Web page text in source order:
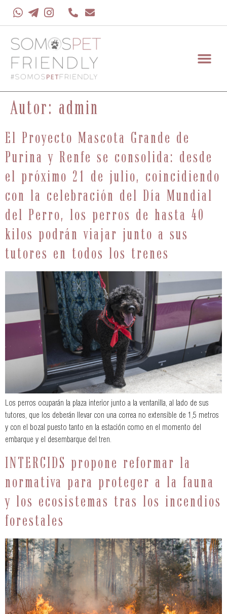
contenido
Autor: admin
El Proyecto Mascota Grande de
Purina y Renfe se consolida: desde
el próximo 21 de julio, coincidiendo
con la celebración del Día Mundial
del Perro, los perros de hasta 40
kilos podrán viajar junto a sus
tutores en todos los trenes
Los perros ocuparán la plaza interior junto a la ventanilla, al lado de sus
tutores, que los deberán llevar con una correa no extensible de 1,5 metros
y con el bozal puesto tanto en la estación como en el momento del
embarque y el desembarque del tren.
INTERCIDS propone reformar la
normativa para proteger a la fauna
y los ecosistemas tras los incendios
forestales